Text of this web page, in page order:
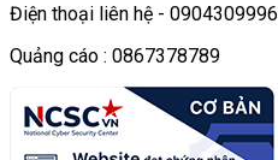
Điện thoại liên hệ - 0904309996
Quảng cáo : 0867378789